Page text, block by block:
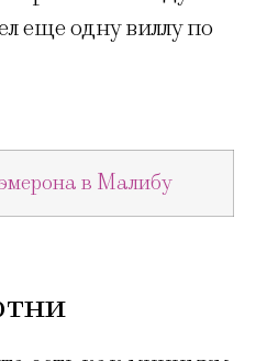
еще одну виллу по